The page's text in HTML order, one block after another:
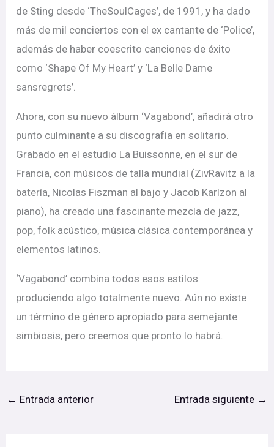
de Sting desde ‘TheSoulCages’, de 1991, y ha dado
más de mil conciertos con el ex cantante de ‘Police’,
además de haber coescrito canciones de éxito
como ‘Shape Of My Heart’ y ‘La Belle Dame
sansregrets’.
Ahora, con su nuevo álbum ‘Vagabond’, añadirá otro
punto culminante a su discografía en solitario.
Grabado en el estudio La Buissonne, en el sur de
Francia, con músicos de talla mundial (ZivRavitz a la
batería, Nicolas Fiszman al bajo y Jacob Karlzon al
piano), ha creado una fascinante mezcla de jazz,
pop, folk acústico, música clásica contemporánea y
elementos latinos.
‘Vagabond’ combina todos esos estilos
produciendo algo totalmente nuevo. Aún no existe
un término de género apropiado para semejante
simbiosis, pero creemos que pronto lo habrá.
← Entrada anterior Entrada siguiente →